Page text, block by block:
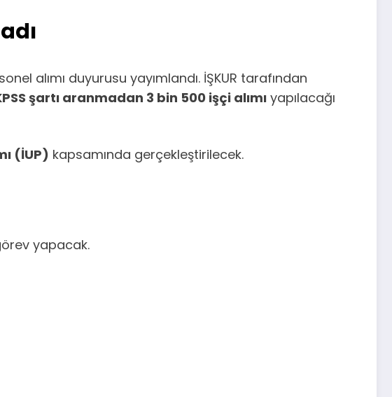
alımı duyurusu yayımlandı. İŞKUR tarafından
şartı aranmadan 3 bin 500 işçi alımı yapılacağı
(İUP) kapsamında gerçekleştirilecek.
yapacak.